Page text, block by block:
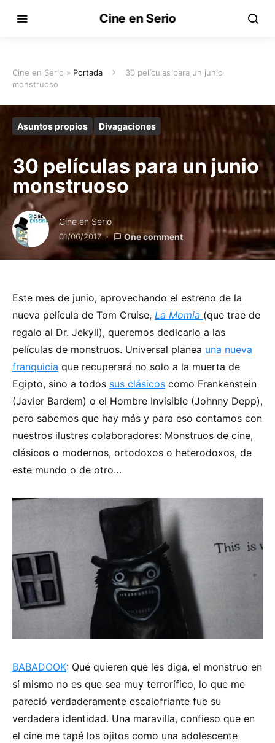
Cine en Serio
Cine en Serio » Portada
30 películas para un junio
monstruoso
Asuntos propios Divagaciones
30 películas para un junio
monstruoso
Cine en Serio
01/06/2017 One comment
Este mes de junio, aprovechando el estreno de la
nueva película de Tom Cruise, La Momia (que trae de
regalo al Dr. Jekyll), queremos dedicarlo a las
películas de monstruos. Universal planea una nueva
franquicia que recuperará no solo a la muerta de
Egipto, sino a todos sus clásicos como Frankenstein
(Javier Bardem) o el Hombre Invisible (Johnny Depp),
pero sabemos que hay más y para eso contamos con
nuestros ilustres colaboradores: Monstruos de cine,
clásicos o modernos, ortodoxos o heterodoxos, de
este mundo o de otro…
BABADOOK: Qué quieren que les diga, el monstruo en
sí mismo no es que sea muy terrorífico, lo que me
pareció verdaderamente escalofriante fue su
verdadera identidad. Una maravilla, confieso que en
el cine me tapé los ojitos como una adolescente